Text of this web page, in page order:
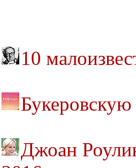
10
Джоан